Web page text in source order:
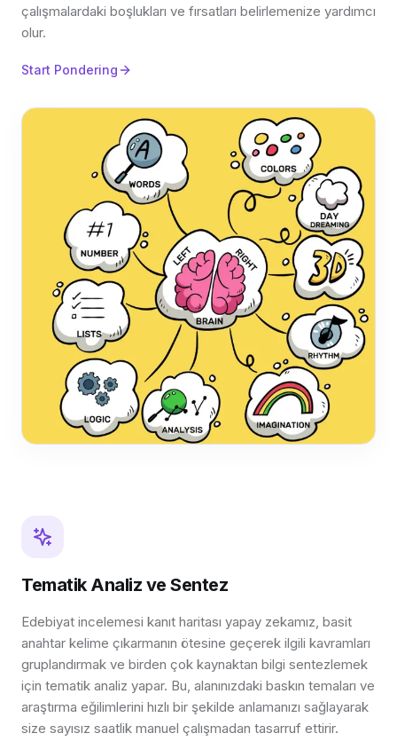
çalışmalardaki boşlukları ve fırsatları belirlemenize yardımcı
olur.
Start Pondering
Tematik Analiz ve Sentez
Edebiyat incelemesi kanıt haritası yapay zekamız, basit
anahtar kelime çıkarmanın ötesine geçerek ilgili kavramları
gruplandırmak ve birden çok kaynaktan bilgi sentezlemek
için tematik analiz yapar. Bu, alanınızdaki baskın temaları ve
araştırma eğilimlerini hızlı bir şekilde anlamanızı sağlayarak
size sayısız saatlik manuel çalışmadan tasarruf ettirir.